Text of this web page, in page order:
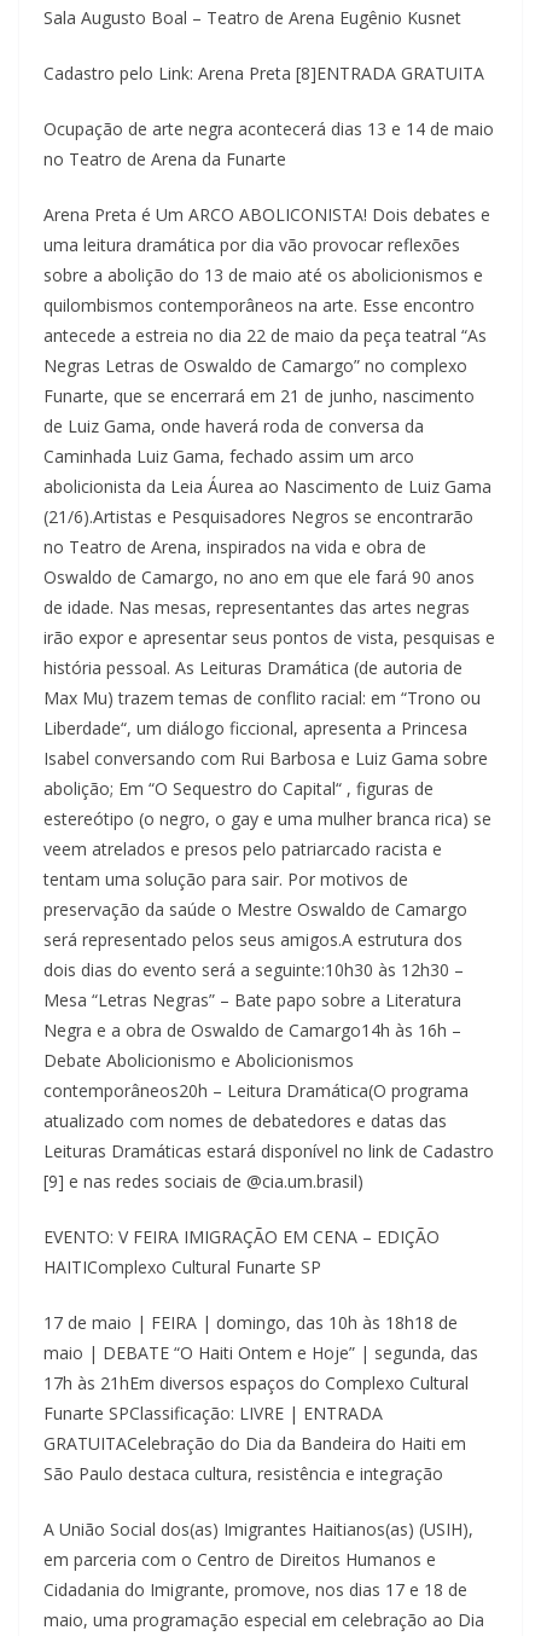
Sala Augusto Boal – Teatro de Arena Eugênio Kusnet
Cadastro pelo Link: Arena Preta [8]ENTRADA GRATUITA
Ocupação de arte negra acontecerá dias 13 e 14 de maio
no Teatro de Arena da Funarte
Arena Preta é Um ARCO ABOLICONISTA! Dois debates e
uma leitura dramática por dia vão provocar reflexões
sobre a abolição do 13 de maio até os abolicionismos e
quilombismos contemporâneos na arte. Esse encontro
antecede a estreia no dia 22 de maio da peça teatral “As
Negras Letras de Oswaldo de Camargo” no complexo
Funarte, que se encerrará em 21 de junho, nascimento
de Luiz Gama, onde haverá roda de conversa da
Caminhada Luiz Gama, fechado assim um arco
abolicionista da Leia Áurea ao Nascimento de Luiz Gama
(21/6).Artistas e Pesquisadores Negros se encontrarão
no Teatro de Arena, inspirados na vida e obra de
Oswaldo de Camargo, no ano em que ele fará 90 anos
de idade. Nas mesas, representantes das artes negras
irão expor e apresentar seus pontos de vista, pesquisas e
história pessoal. As Leituras Dramática (de autoria de
Max Mu) trazem temas de conflito racial: em “Trono ou
Liberdade“, um diálogo ficcional, apresenta a Princesa
Isabel conversando com Rui Barbosa e Luiz Gama sobre
abolição; Em “O Sequestro do Capital“ , figuras de
estereótipo (o negro, o gay e uma mulher branca rica) se
veem atrelados e presos pelo patriarcado racista e
tentam uma solução para sair. Por motivos de
preservação da saúde o Mestre Oswaldo de Camargo
será representado pelos seus amigos.A estrutura dos
dois dias do evento será a seguinte:10h30 às 12h30 –
Mesa “Letras Negras” – Bate papo sobre a Literatura
Negra e a obra de Oswaldo de Camargo14h às 16h –
Debate Abolicionismo e Abolicionismos
contemporâneos20h – Leitura Dramática(O programa
atualizado com nomes de debatedores e datas das
Leituras Dramáticas estará disponível no link de Cadastro
[9] e nas redes sociais de @cia.um.brasil)
EVENTO: V FEIRA IMIGRAÇÃO EM CENA – EDIÇÃO
HAITIComplexo Cultural Funarte SP
17 de maio | FEIRA | domingo, das 10h às 18h18 de
maio | DEBATE “O Haiti Ontem e Hoje” | segunda, das
17h às 21hEm diversos espaços do Complexo Cultural
Funarte SPClassificação: LIVRE | ENTRADA
GRATUITACelebração do Dia da Bandeira do Haiti em
São Paulo destaca cultura, resistência e integração
A União Social dos(as) Imigrantes Haitianos(as) (USIH),
em parceria com o Centro de Direitos Humanos e
Cidadania do Imigrante, promove, nos dias 17 e 18 de
maio, uma programação especial em celebração ao Dia